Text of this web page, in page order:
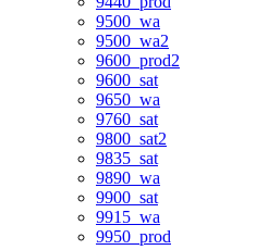
9500_wa
9500_wa2
9600_prod2
9600_sat
9650_wa
9760_sat
9800_sat2
9835_sat
9890_wa
9900_sat
9915_wa
9950_prod